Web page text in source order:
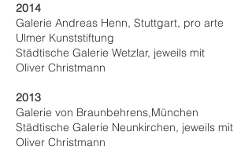
2014
Galerie Andreas Henn, Stuttgart, pro arte
Ulmer Kunststiftung
Städtische Galerie Wetzlar, jeweils mit
Oliver Christmann
2013
Galerie von Braunbehrens,München
Städtische Galerie Neunkirchen, jeweils mit
Oliver Christmann